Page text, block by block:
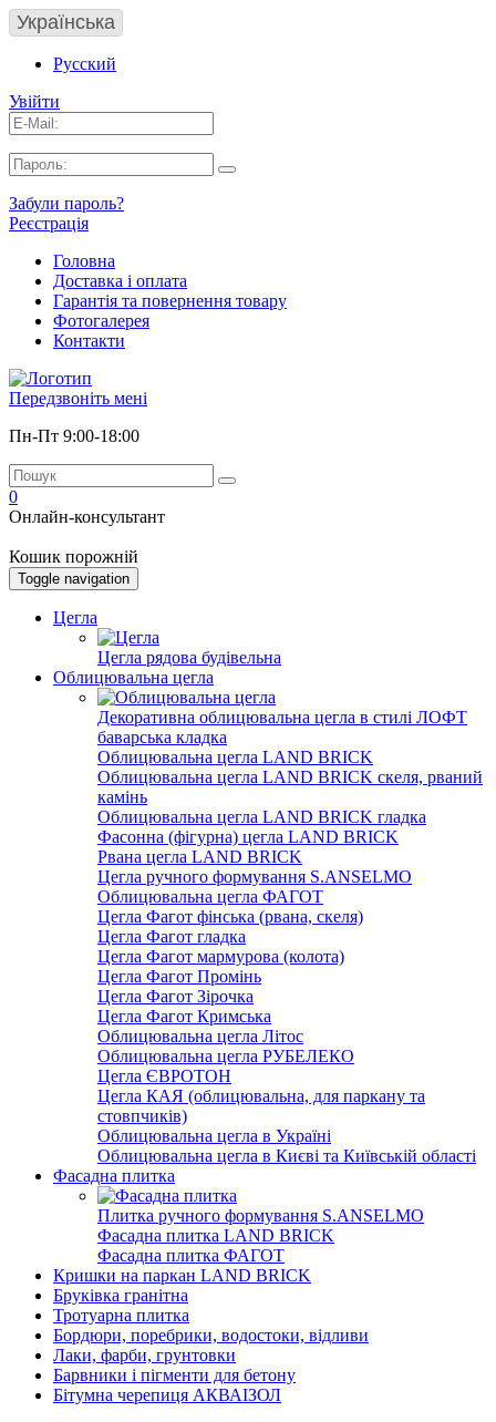
Українська
Русский
Увійти
Забули пароль?
Реєстрація
Головна
Доставка і оплата
Гарантія та повернення товару
Фотогалерея
Контакти
Передзвоніть мені
Пн-Пт 9:00-18:00
0
Онлайн-консультант
Кошик порожній
Toggle navigation
Цегла
Цегла рядова будівельна
Облицювальна цегла
Декоративна облицювальна цегла в стилі ЛОФТ
баварська кладка
Облицювальна цегла LAND BRICK
Облицювальна цегла LAND BRICK скеля, рваний
камінь
Облицювальна цегла LAND BRICK гладка
Фасонна (фігурна) цегла LAND BRICK
Рвана цегла LAND BRICK
Цегла ручного формування S.ANSELMO
Облицювальна цегла ФАГОТ
Цегла Фагот фінська (рвана, скеля)
Цегла Фагот гладка
Цегла Фагот мармурова (колота)
Цегла Фагот Промінь
Цегла Фагот Зірочка
Цегла Фагот Кримська
Облицювальна цегла Літос
Облицювальна цегла РУБЕЛЕКО
Цегла ЄВРОТОН
Цегла КАЯ (облицювальна, для паркану та
стовпчиків)
Облицювальна цегла в Україні
Облицювальна цегла в Києві та Київській області
Фасадна плитка
Плитка ручного формування S.ANSELMO
Фасадна плитка LAND BRICK
Фасадна плитка ФАГОТ
Кришки на паркан LAND BRICK
Бруківка гранітна
Тротуарна плитка
Бордюри, поребрики, водостоки, відливи
Лаки, фарби, грунтовки
Барвники і пігменти для бетону
Бітумна черепиця АКВАІЗОЛ